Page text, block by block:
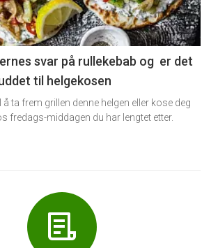
svar på rullekebab og er det
til helgekosen
å ta frem grillen denne helgen eller kose deg
fredags-middagen du har lengtet etter.